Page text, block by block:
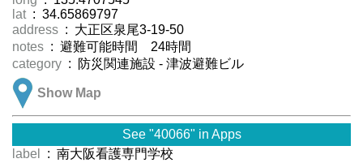
lat : 34.65869797
address : 大正区泉尾3-19-50
notes : 避難可能時間 24時間
category : 防災関連施設 - 津波避難ビル
Show Map
See "40066" in Apps
label
: 南大阪看護専門学校